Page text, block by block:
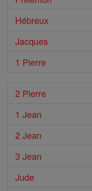
Hébreux
Jacques
1 Pierre
2 Pierre
1 Jean
2 Jean
3 Jean
Jude